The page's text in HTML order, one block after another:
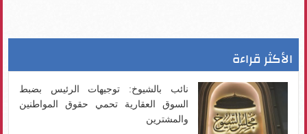
الأكثر قراءة
نائب بالشيوخ: توجيهات الرئيس بضبط
السوق العقارية تحمي حقوق المواطنين
والمشترين